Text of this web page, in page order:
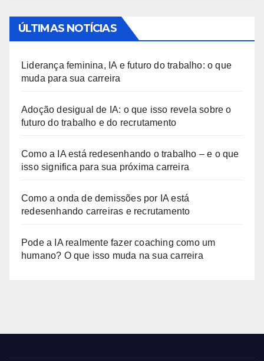
ÚLTIMAS NOTÍCIAS
Liderança feminina, IA e futuro do trabalho: o que
muda para sua carreira
Adoção desigual de IA: o que isso revela sobre o
futuro do trabalho e do recrutamento
Como a IA está redesenhando o trabalho – e o que
isso significa para sua próxima carreira
Como a onda de demissões por IA está
redesenhando carreiras e recrutamento
Pode a IA realmente fazer coaching como um
humano? O que isso muda na sua carreira